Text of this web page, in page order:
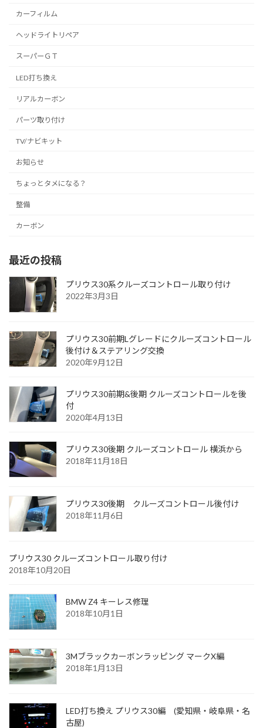
カーフィルム
ヘッドライトリペア
スーパーＧＴ
LED打ち換え
リアルカーボン
パーツ取り付け
TV/ナビキット
お知らせ
ちょっとタメになる？
整備
カーボン
最近の投稿
プリウス30系クルーズコントロール取り付け
2022年3月3日
プリウス30前期Lグレードにクルーズコントロール
後付け＆ステアリング交換
2020年9月12日
プリウス30前期&後期 クルーズコントロールを後
付
2020年4月13日
プリウス30後期 クルーズコントロール 横浜から
2018年11月18日
プリウス30後期 クルーズコントロール後付け
2018年11月6日
プリウス30 クルーズコントロール取り付け
2018年10月20日
BMW Z4 キーレス修理
2018年10月1日
3Mブラックカーボンラッピング マークX編
2018年1月13日
LED打ち換え プリウス30編 (愛知県・岐阜県・名
古屋)